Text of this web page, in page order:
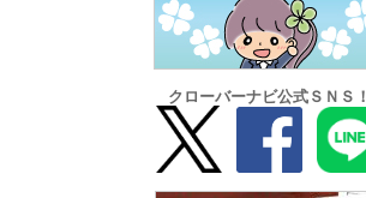
クローバーナビ公式ＳＮＳ！